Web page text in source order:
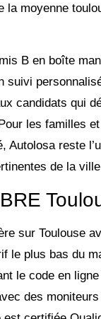
la moyenne
B en boîte
suivi
candidats qui
les familles
Autolosa reste
de la
sur Toulouse
le plus bas du
le code en
des